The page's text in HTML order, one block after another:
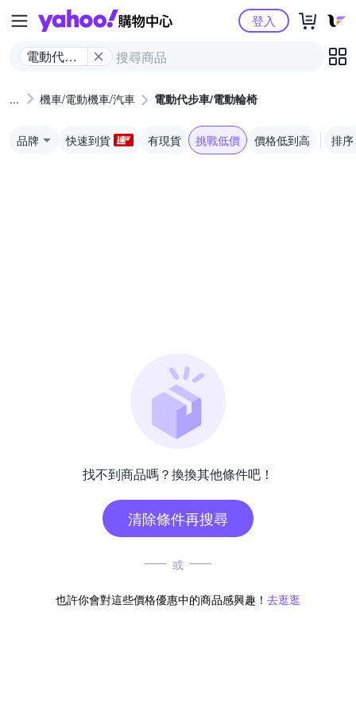
Yahoo購物中心
電動代步
椅
登入
機車/電動機車/汽車 電動代步車/電動輪椅
品牌 快速到貨 有現貨 挑戰低價 價格低到高 排序
找不到商品嗎？換換其他條件吧！
清除條件再搜尋
或
也許你會對這些價格優惠中的商品感興趣！ 去逛逛